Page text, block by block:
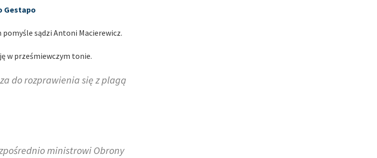
Gestapo
pomyśle sądzi Antoni Macierewicz.
w prześmiewczym tonie.
do rozprawienia się z plagą
ministrowi Obrony